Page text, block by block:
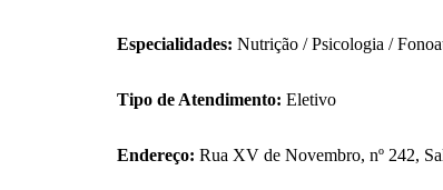
Especialidades: Nutrição / Psicologia /
Tipo de Atendimento: Eletivo
Endereço: Rua XV de Novembro, nº 242,